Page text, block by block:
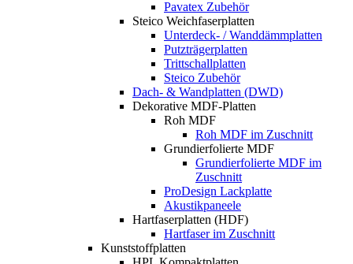
Pavatex Zubehör
Steico Weichfaserplatten
Unterdeck- / Wanddämmplatten
Putzträgerplatten
Trittschallplatten
Steico Zubehör
Dach- & Wandplatten (DWD)
Dekorative MDF-Platten
Roh MDF
Roh MDF im Zuschnitt
Grundierfolierte MDF
Grundierfolierte MDF im
Zuschnitt
ProDesign Lackplatte
Akustikpaneele
Hartfaserplatten (HDF)
Hartfaser im Zuschnitt
Kunststoffplatten